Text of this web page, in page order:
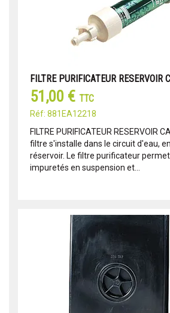
FILTRE PURIFICATEUR RESERVOIR
51,00 € TTC
Réf: 881EA12218
FILTRE PURIFICATEUR RESERVOIR
filtre s'installe dans le circuit d'eau,
réservoir. Le filtre purificateur
impuretés en suspension et...